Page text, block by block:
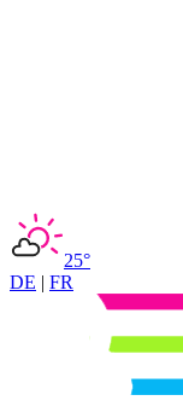
25°
DE | FR